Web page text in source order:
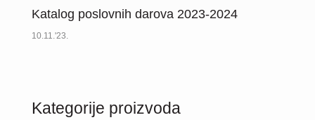
Katalog poslovnih darova 2023-2024
10.11.'23.
Kategorije proizvoda